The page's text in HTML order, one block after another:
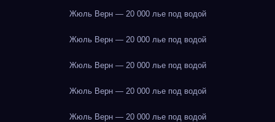
Жюль Верн — 20 000 лье под водой
Жюль Верн — 20 000 лье под водой
Жюль Верн — 20 000 лье под водой
Жюль Верн — 20 000 лье под водой
Жюль Верн — 20 000 лье под водой